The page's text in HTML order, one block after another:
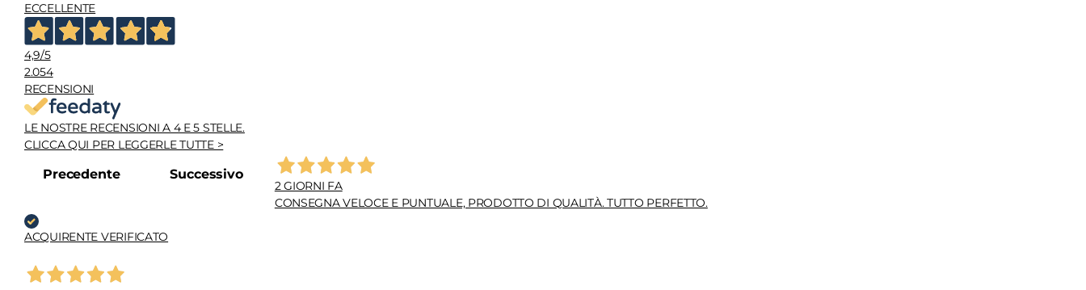
ECCELLENTE
4,9/5
2.054
RECENSIONI
LE NOSTRE RECENSIONI A 4 E 5 STELLE.
CLICCA QUI PER LEGGERLE TUTTE >
Precedente Successivo
2 GIORNI FA
CONSEGNA VELOCE E PUNTUALE, PRODOTTO DI QUALITÀ. TUTTO PERFETTO.
ACQUIRENTE VERIFICATO